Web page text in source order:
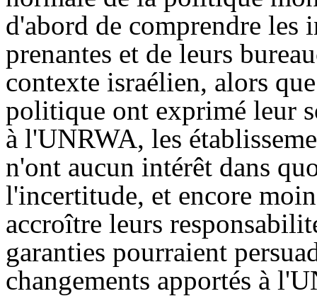
d'abord de comprendre les
prenantes et de leurs
contexte israélien, alors
politique ont exprimé leur
à l'UNRWA, les
n'ont aucun intérêt dans
l'incertitude, et encore
accroître leurs
garanties pourraient
changements apportés à